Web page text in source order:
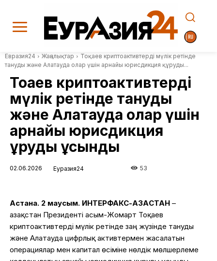
Евразия24 Жаңалықтар
Тоқаев криптоактивтерді мүлік ретінде
тануды және Алатауда олар үшін арнайы юрисдикция құруды...
Тоқаев криптоактивтерді
мүлік ретінде тануды
және Алатауда олар үшін
арнайы юрисдикция
құруды ұсынды
02.06.2026 Еуразия24 53
Астана. 2 маусым. ИНТЕРФАКС-ҚАЗАҚСТАН –
Қазақстан Президенті Қасым-Жомарт Тоқаев
криптоактивтерді мүлік ретінде заң жүзінде тануды
және Алатауда цифрлық активтермен жасалатын
операциялар мен капитал өсіміне нөлдік мөлшерлеме